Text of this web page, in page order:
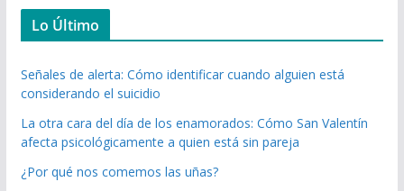
Lo Último
Señales de alerta: Cómo identificar cuando alguien está
considerando el suicidio
La otra cara del día de los enamorados: Cómo San Valentín
afecta psicológicamente a quien está sin pareja
¿Por qué nos comemos las uñas?